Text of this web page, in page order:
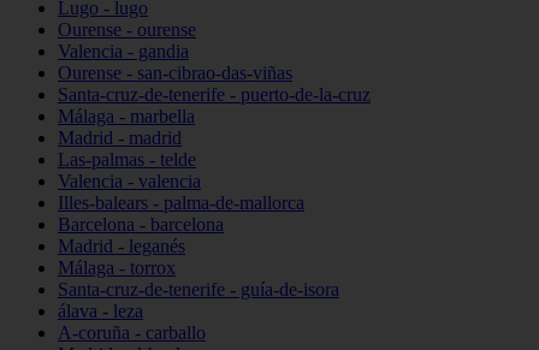
Lugo - lugo
Ourense - ourense
Valencia - gandia
Ourense - san-cibrao-das-viñas
Santa-cruz-de-tenerife - puerto-de-la-cruz
Málaga - marbella
Madrid - madrid
Las-palmas - telde
Valencia - valencia
Illes-balears - palma-de-mallorca
Barcelona - barcelona
Madrid - leganés
Málaga - torrox
Santa-cruz-de-tenerife - guía-de-isora
álava - leza
A-coruña - carballo